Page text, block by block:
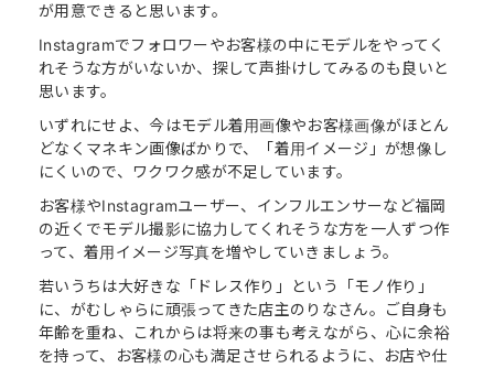
が用意できると思います。
Instagramでフォロワーやお客様の中にモデルをやってく
れそうな方がいないか、探して声掛けしてみるのも良いと
思います。
いずれにせよ、今はモデル着用画像やお客様画像がほとん
どなくマネキン画像ばかりで、「着用イメージ」が想像し
にくいので、ワクワク感が不足しています。
お客様やInstagramユーザー、インフルエンサーなど福岡
の近くでモデル撮影に協力してくれそうな方を一人ずつ作
って、着用イメージ写真を増やしていきましょう。
若いうちは大好きな「ドレス作り」という「モノ作り」
に、がむしゃらに頑張ってきた店主のりなさん。ご自身も
年齢を重ね、これからは将来の事も考えながら、心に余裕
を持って、お客様の心も満足させられるように、お店や仕